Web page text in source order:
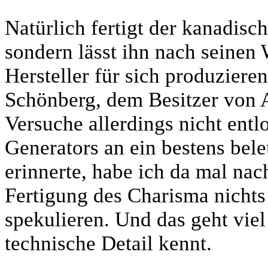
Natürlich fertigt der
sondern lässt ihn nach
Hersteller für sich
Schönberg, dem Besitzer
Versuche allerdings nicht
Generators an ein bestens
erinnerte, habe ich da mal
Fertigung des Charisma
spekulieren. Und das geht
technische Detail kennt.